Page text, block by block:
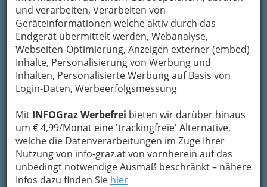
und verarbeiten, Verarbeiten von
Geräteinformationen welche aktiv durch das
Endgerät übermittelt werden, Webanalyse,
Webseiten-Optimierung, Anzeigen externer (embed)
Inhalte, Personalisierung von Werbung und
Inhalten, Personalisierte Werbung auf Basis von
Login-Daten, Werbeerfolgsmessung
Mit INFOGraz Werbefrei bieten wir darüber hinaus
um € 4,99/Monat eine 'trackingfreie' Alternative,
welche die Datenverarbeitungen im Zuge Ihrer
Nutzung von info-graz.at von vornherein auf das
unbedingt notwendige Ausmaß beschränkt – nähere
Infos dazu finden Sie hier
Meine Email Adresse
Mein Betreff